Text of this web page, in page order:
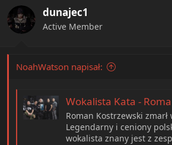
dunajec1
Active Member
NoahWatson napisał:
Wokalista Kata - Roman Kostrzewski
Roman Kostrzewski
Legendarny i ceniony
wokalista znany jest z